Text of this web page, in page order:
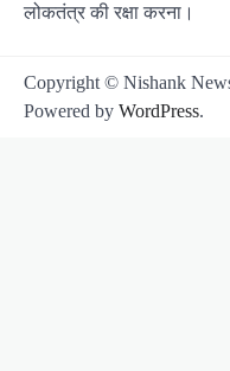
लोकतंत्र की रक्षा करना।
Copyright © Nishank
Powered by WordPress.